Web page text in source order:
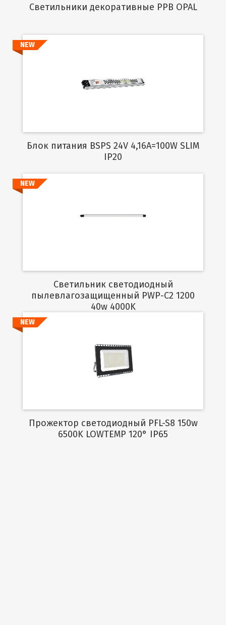
Cветильники декоративные PPB OPAL
Подробнее
NEW
Блок питания BSPS 24V 4,16A=100W SLIM
IP20
NEW
Светильник светодиодный
пылевлагозащищенный PWP-C2 1200
40w 4000K
Подробнее
NEW
Прожектор светодиодный PFL-S8 150w
6500K LOWTEMP 120° IP65